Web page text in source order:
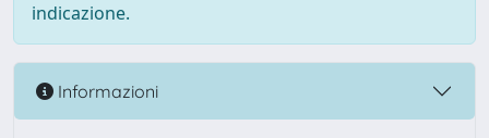
indicazione.
Informazioni